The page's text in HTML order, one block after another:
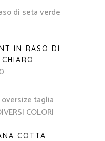
IN RASO DI
COTTA